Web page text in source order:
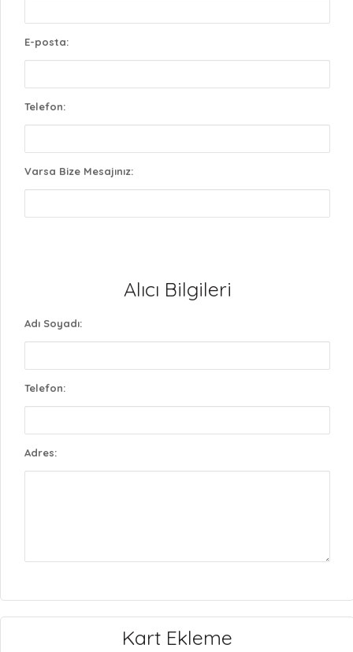
E-posta:
Telefon:
Varsa Bize Mesajınız:
Alıcı Bilgileri
Adı Soyadı:
Telefon:
Adres:
Kart Ekleme